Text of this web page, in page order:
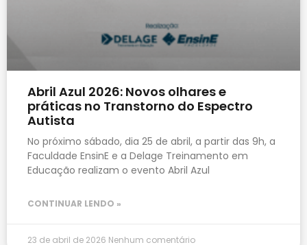
Abril Azul 2026: Novos olhares e
práticas no Transtorno do Espectro
Autista
No próximo sábado, dia 25 de abril, a partir das 9h, a
Faculdade EnsinE e a Delage Treinamento em
Educação realizam o evento Abril Azul
CONTINUAR LENDO »
23 de abril de 2026 Nenhum comentário